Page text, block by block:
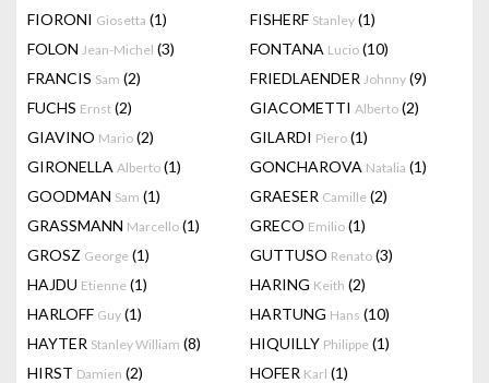
FIORONI Giosetta (1) FISHERF Stanley (1)
FOLON Jean-Michel (3) FONTANA Lucio (10)
FRANCIS Sam (2) FRIEDLAENDER Johnny (9)
FUCHS Ernst (2) GIACOMETTI Alberto (2)
GIAVINO Mario (2) GILARDI Piero (1)
GIRONELLA Alberto (1) GONCHAROVA Natalia (1)
GOODMAN Sam (1) GRAESER Camille (2)
GRASSMANN Marcello (1) GRECO Emilio (1)
GROSZ George (1) GUTTUSO Renato (3)
HAJDU Etienne (1) HARING Keith (2)
HARLOFF Guy (1) HARTUNG Hans (10)
HAYTER Stanley William (8) HIQUILLY Philippe (1)
HIRST Damien (2) HOFER Karl (1)